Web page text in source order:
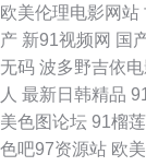
人av 国产系列
丁香 欧美性a 91网
热AV网站 老熟女做
欧美伦理电影网站
产 新91视频网 国
无码 波多野吉依电
人 最新日韩精品
美色图论坛 91榴
色吧97资源站 欧